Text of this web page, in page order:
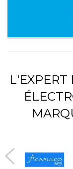
L'EXPERT